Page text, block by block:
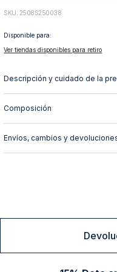
: 2508S250038
Disponible para:
Ver tiendas disponibles para retiro
Descripción y cuidado de la
Composición
Envíos, cambios y